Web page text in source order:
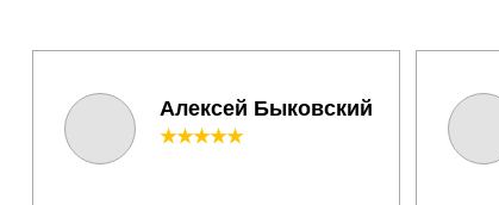
Алексей Быковский
★★★★★